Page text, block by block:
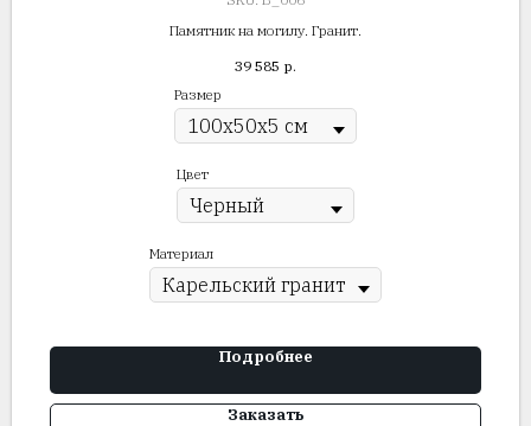
Памятник на могилу. Гранит.
39 585 р.
Размер
Цвет
Материал
Подробнее
Заказать